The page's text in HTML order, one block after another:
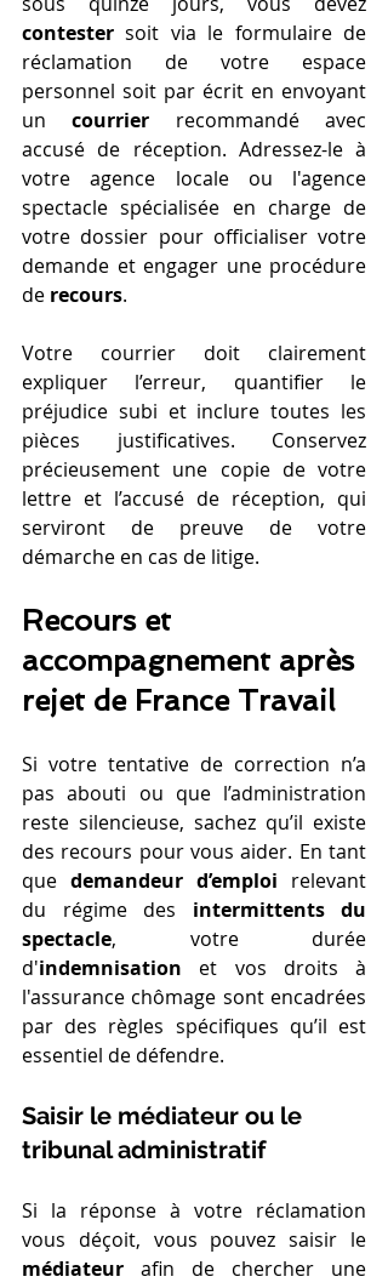
contester soit via le formulaire de
réclamation de votre espace
personnel soit par écrit en envoyant
un courrier recommandé avec
accusé de réception. Adressez-le à
votre agence locale ou l'agence
spectacle spécialisée en charge de
votre dossier pour officialiser votre
demande et engager une procédure
de recours.
Votre courrier doit clairement
expliquer l’erreur, quantifier le
préjudice subi et inclure toutes les
pièces justificatives. Conservez
précieusement une copie de votre
lettre et l’accusé de réception, qui
serviront de preuve de votre
démarche en cas de litige.
Recours et
accompagnement après
rejet de France Travail
Si votre tentative de correction n’a
pas abouti ou que l’administration
reste silencieuse, sachez qu’il existe
des recours pour vous aider. En tant
que demandeur d’emploi relevant
du régime des intermittents du
spectacle, votre durée
d'indemnisation et vos droits à
l'assurance chômage sont encadrées
par des règles spécifiques qu’il est
essentiel de défendre.
Saisir le médiateur ou le
tribunal administratif
Si la réponse à votre réclamation
médiateur afin de chercher une